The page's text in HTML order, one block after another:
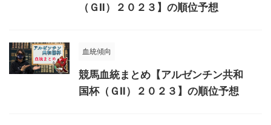
（ＧⅡ）２０２３】の順位予想
血統傾向
競馬血統まとめ【アルゼンチン共和
国杯（ＧⅡ）２０２３】の順位予想